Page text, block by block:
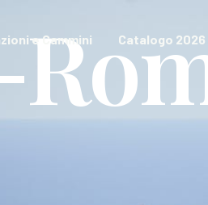
e Cammini Catalogo 2026